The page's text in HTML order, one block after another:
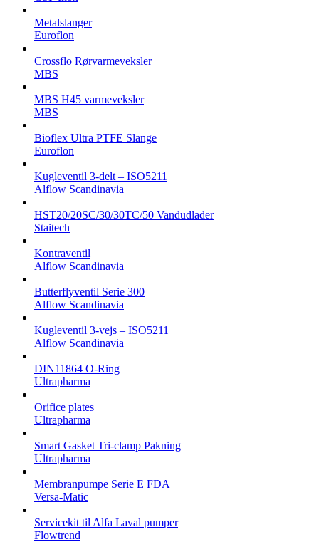
Metalslanger
Euroflon
Crossflo Rørvarmeveksler
MBS
MBS H45 varmeveksler
MBS
Bioflex Ultra PTFE Slange
Euroflon
Kugleventil 3-delt – ISO5211
Alflow Scandinavia
HST20/20SC/30/30TC/50 Vandudlader
Staitech
Kontraventil
Alflow Scandinavia
Butterflyventil Serie 300
Alflow Scandinavia
Kugleventil 3-vejs – ISO5211
Alflow Scandinavia
DIN11864 O-Ring
Ultrapharma
Orifice plates
Ultrapharma
Smart Gasket Tri-clamp Pakning
Ultrapharma
Membranpumpe Serie E FDA
Versa-Matic
Servicekit til Alfa Laval pumper
Flowtrend